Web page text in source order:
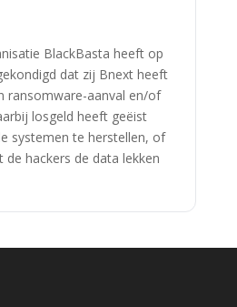
BlackBasta heeft op
dat zij Bnext heeft
ransomware-aanval en/of
losgeld heeft geëist
systemen te herstellen, of
hackers de data lekken